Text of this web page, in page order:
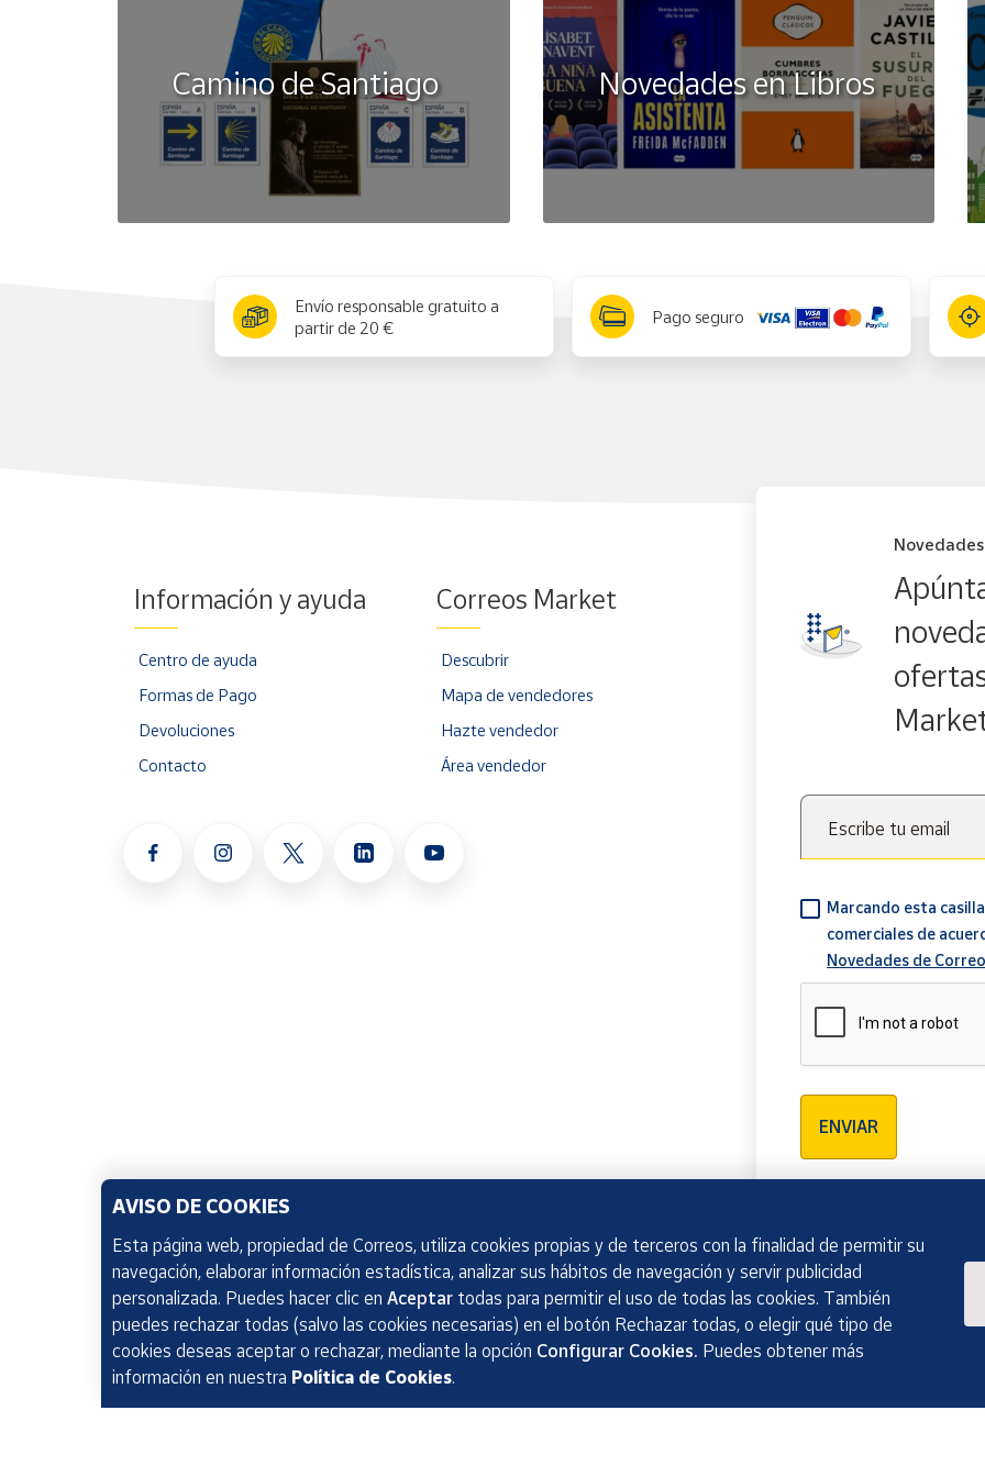
Camino de Santiago Novedades en Libros
Envío responsable gratuito a
partir de 20 €
Pago seguro
Información y ayuda
Centro de ayuda
Formas de Pago
Devoluciones
Contacto
Correos Market
Descubrir
Mapa de vendedores
Hazte vendedor
Área vendedor
Novedades
Escribe tu email
Marcando esta
comerciales de
Novedades de
ENVIAR
AVISO DE COOKIES
Esta página web, propiedad de Correos, utiliza cookies propias y de terceros con la finalidad de permitir su
navegación, elaborar información estadística, analizar sus hábitos de navegación y servir publicidad
personalizada. Puedes hacer clic en Aceptar todas para permitir el uso de todas las cookies. También
puedes rechazar todas (salvo las cookies necesarias) en el botón Rechazar todas, o elegir qué tipo de
cookies deseas aceptar o rechazar, mediante la opción Configurar Cookies. Puedes obtener más
información en nuestra Política de Cookies.